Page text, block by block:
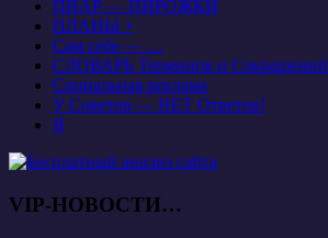
ПИАР — ПИРОЖКИ
ПЛАНЫ +
Сам себе — …
СЛОВАРЬ Терминов и Сокращений
Социальная реклама
У Советов — НЕТ Ответов!
Я
VIP-НОВОСТИ…